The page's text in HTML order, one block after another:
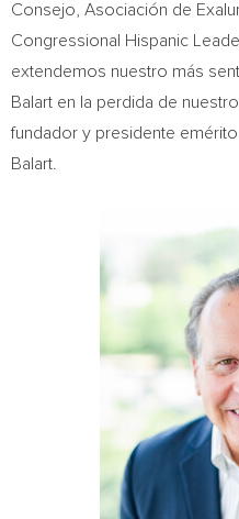
Consejo, Asociación de
Congressional Hispanic
extendemos nuestro más
Balart en la perdida de
fundador y presidente
Balart.